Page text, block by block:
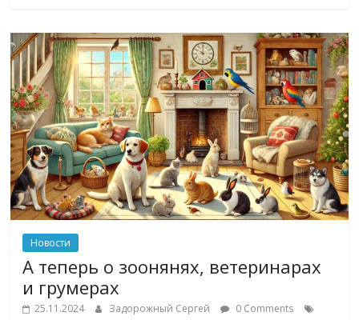
Новости
А теперь о зоонянях, ветеринарах
и грумерах
25.11.2024 Задорожный Сергей 0 Comments